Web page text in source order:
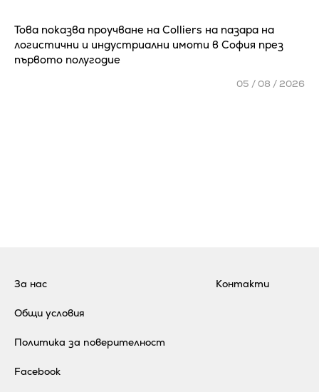
Това показва проучване на Colliers на пазара на
логистични и индустриални имоти в София през
първото полугодие
05 / 08 / 2026
За нас
Общи условия
Политика за поверителност
Контакти
Facebook